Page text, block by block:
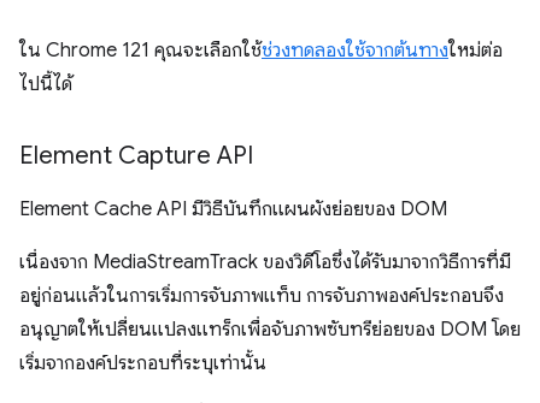
ใน Chrome 121 คุณจะเลือกใช้ช่วงทดลองใช้จากต้นทางใหม่ต่อ
ไปนี้ได้
Element Capture API
Element Cache API มีวิธีบันทึกแผนผังย่อยของ DOM
เนื่องจาก MediaStreamTrack ของวิดีโอซึ่งได้รับมาจากวิธีการที่มี
อยู่ก่อนแล้วในการเริ่มการจับภาพแท็บ การจับภาพองค์ประกอบจึง
อนุญาตให้เปลี่ยนแปลงแทร็กเพื่อจับภาพซับทรีย่อยของ DOM โดย
เริ่มจากองค์ประกอบที่ระบุเท่านั้น